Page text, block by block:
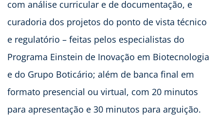
com análise curricular e de documentação, e
curadoria dos projetos do ponto de vista técnico
e regulatório – feitas pelos especialistas do
Programa Einstein de Inovação em Biotecnologia
e do Grupo Boticário; além de banca final em
formato presencial ou virtual, com 20 minutos
para apresentação e 30 minutos para arguição.